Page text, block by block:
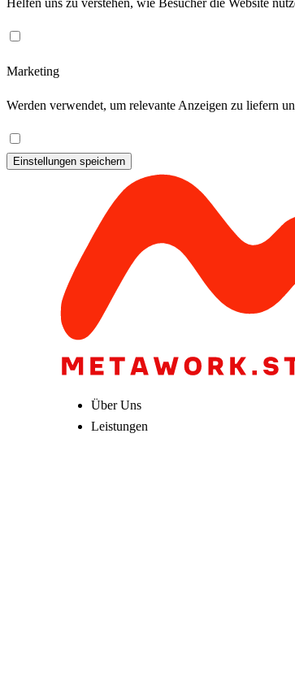
Marketing
Werden verwendet, um relevante Anzeigen zu liefern
Einstellungen speichern
Über Uns
Leistungen